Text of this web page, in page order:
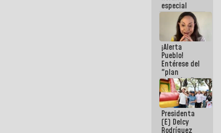
especial
para
adaptarse
al plan de
ahorro
energético
¡Alerta
Pueblo!
Entérese del
"plan
enjambre"
de La Sayo
para
sabotear el
diálogo y
promover el
Presidenta
(E) Delcy
Rodríguez